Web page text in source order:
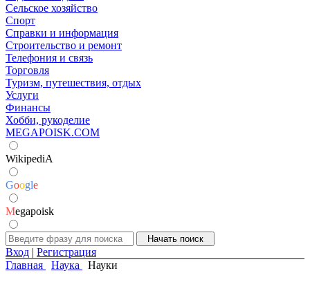
Сельское хозяйство
Спорт
Справки и информация
Строительство и ремонт
Телефония и связь
Торговля
Туризм, путешествия, отдых
Услуги
Финансы
Хобби, рукоделие
MEGAPOISK.COM
WikipediA
Google
Megapoisk
Вход | Регистрация
Главная
Наука
Науки